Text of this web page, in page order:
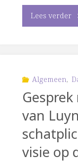
Lees verder
Algemeen,
van
visie op